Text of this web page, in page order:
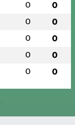
0 0
0 0
0 0
0 0
0 0